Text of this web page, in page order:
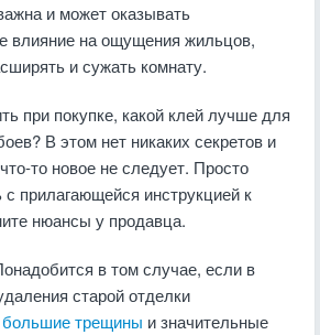
и может оказывать
влияние на ощущения жильцов,
и сужать комнату.
при покупке, какой клей лучше для
В этом нет никаких секретов и
то новое не следует. Просто
с прилагающейся инструкцией к
нюансы у продавца.
в том случае, если в
старой отделки
большие трещины и значительные